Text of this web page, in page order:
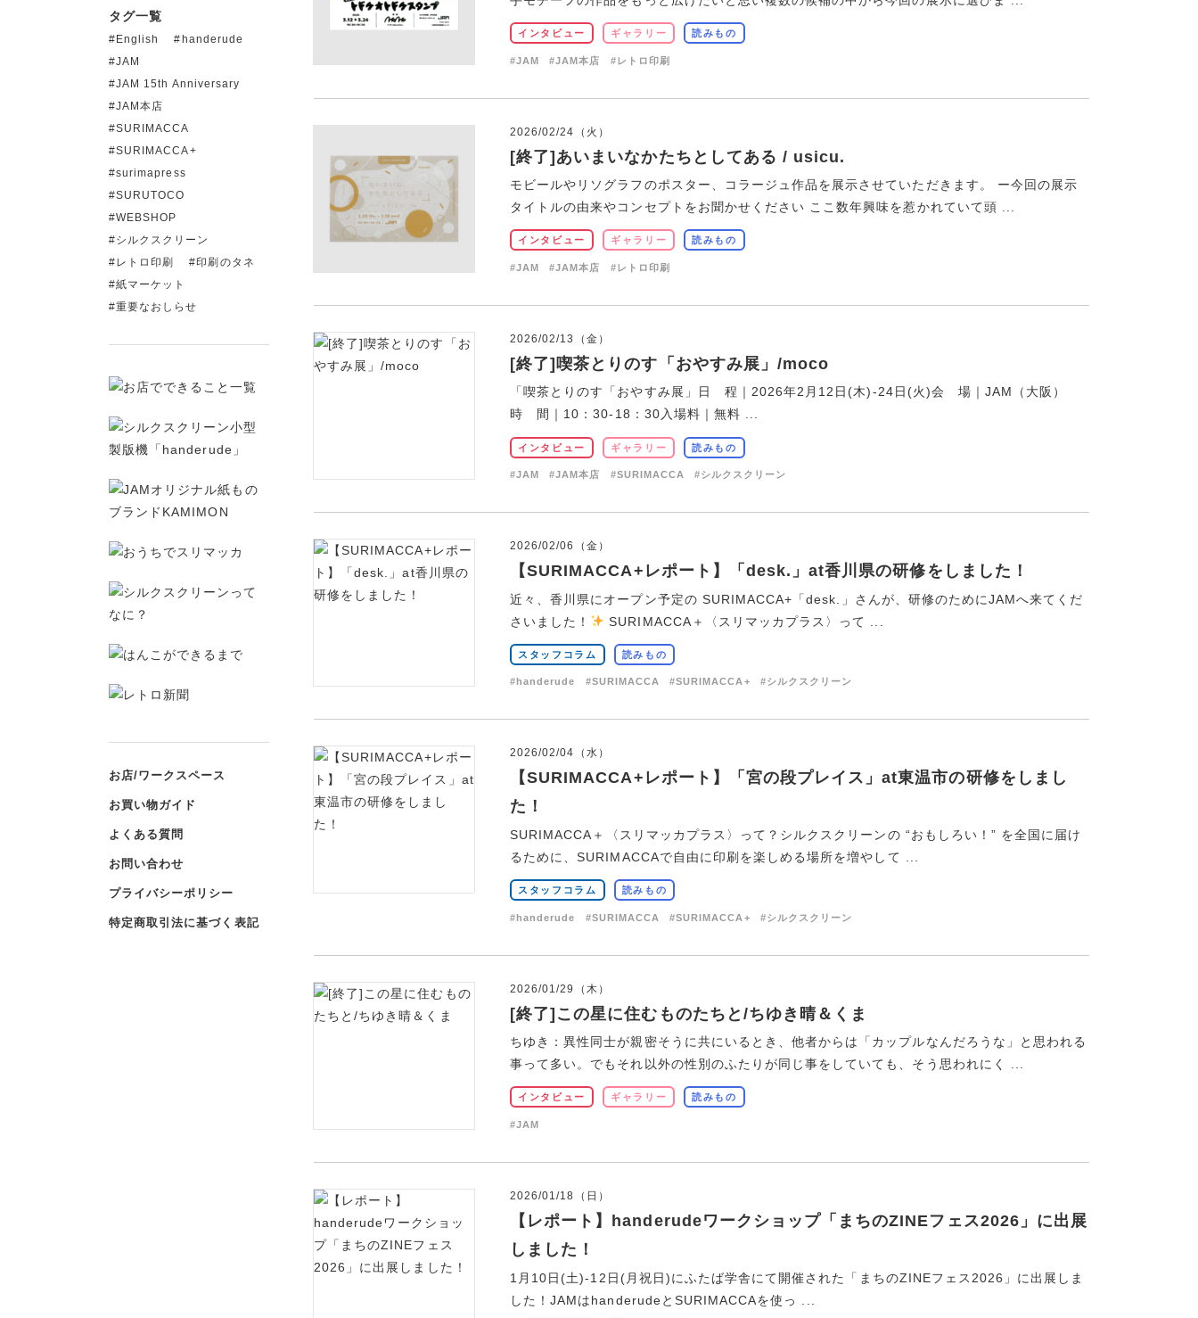
インタビュー ギャラリー 読みもの
#JAM #JAM本店 #レトロ印刷
2026/02/24（火）
[終了]あいまいなかたちとしてある / usicu.
モビールやリソグラフのポスター、コラージュ作品を展示させていただきます。 ー今回の展示
タイトルの由来やコンセプトをお聞かせください ここ数年興味を惹かれていて頭 ...
インタビュー ギャラリー 読みもの
#JAM #JAM本店 #レトロ印刷
2026/02/13（金）
[終了]喫茶とりのす「おやすみ展」/moco
「喫茶とりのす「おやすみ展」日 程｜2026年2月12日(木)-24日(火)会 場｜JAM（大阪）
時 間｜10：30-18：30入場料｜無料 ...
インタビュー ギャラリー 読みもの
#JAM #JAM本店 #SURIMACCA #シルクスクリーン
2026/02/06（金）
【SURIMACCA+レポート】「desk.」at香川県の研修をしました！
近々、香川県にオープン予定の SURIMACCA+「desk.」さんが、研修のためにJAMへ来てくだ
さいました！
SURIMACCA＋〈スリマッカプラス〉って ...
スタッフコラム 読みもの
#handerude #SURIMACCA #SURIMACCA+ #シルクスクリーン
2026/02/04（水）
【SURIMACCA+レポート】「宮の段プレイス」at東温市の研修をしまし
た！
SURIMACCA＋〈スリマッカプラス〉って？シルクスクリーンの “おもしろい！” を全国に届け
るために、SURIMACCAで自由に印刷を楽しめる場所を増やして ...
スタッフコラム 読みもの
#handerude #SURIMACCA #SURIMACCA+ #シルクスクリーン
2026/01/29（木）
[終了]この星に住むものたちと/ちゆき晴＆くま
ちゆき：異性同士が親密そうに共にいるとき、他者からは「カップルなんだろうな」と思われる
事って多い。でもそれ以外の性別のふたりが同じ事をしていても、そう思われにく ...
インタビュー ギャラリー 読みもの
#JAM
2026/01/18（日）
【レポート】handerudeワークショップ「まちのZINEフェス2026」に出展
しました！
1月10日(土)-12日(月祝日)にふたば学舎にて開催された「まちのZINEフェス2026」に出展しま
した！JAMはhanderudeとSURIMACCAを使っ ...
タグ一覧
English
handerude
JAM
JAM 15th Anniversary
JAM本店
SURIMACCA
SURIMACCA+
surimapress
SURUTOCO
WEBSHOP
シルクスクリーン
レトロ印刷
印刷のタネ
紙マーケット
重要なおしらせ
お店/ワークスペース
お買い物ガイド
よくある質問
お問い合わせ
プライバシーポリシー
特定商取引法に基づく表記